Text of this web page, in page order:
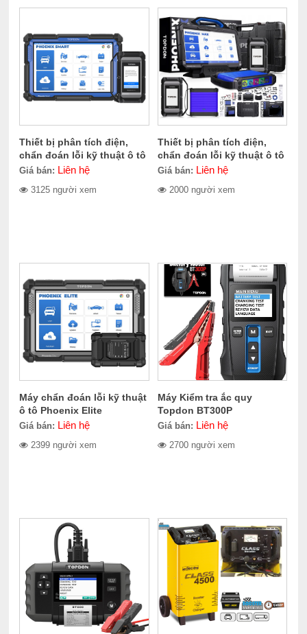
Thiết bị phân tích điện,
chẩn đoán lỗi kỹ thuật ô tô
Topdon Phoenix Smart
Giá bán: Liên hệ
3125 người xem
Thiết bị phân tích điện,
chẩn đoán lỗi kỹ thuật ô tô
Phoenix Max
Giá bán: Liên hệ
2000 người xem
Máy chẩn đoán lỗi kỹ thuật
ô tô Phoenix Elite
Giá bán: Liên hệ
2399 người xem
Máy Kiểm tra ắc quy
Topdon BT300P
Giá bán: Liên hệ
2700 người xem